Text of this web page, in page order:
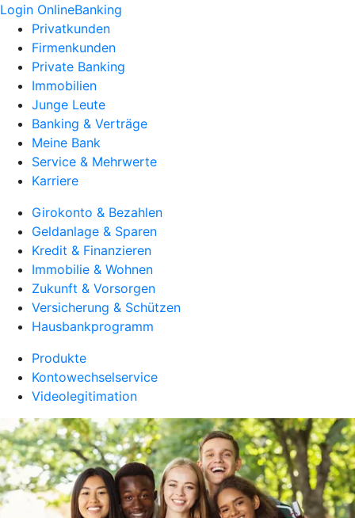
Login OnlineBanking
Privatkunden
Firmenkunden
Private Banking
Immobilien
Junge Leute
Banking & Verträge
Meine Bank
Service & Mehrwerte
Karriere
Girokonto & Bezahlen
Geldanlage & Sparen
Kredit & Finanzieren
Immobilie & Wohnen
Zukunft & Vorsorgen
Versicherung & Schützen
Hausbankprogramm
Produkte
Kontowechselservice
Videolegitimation